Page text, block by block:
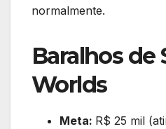
normalmente.
Baralhos de
Worlds
Meta: R$ 25 mil